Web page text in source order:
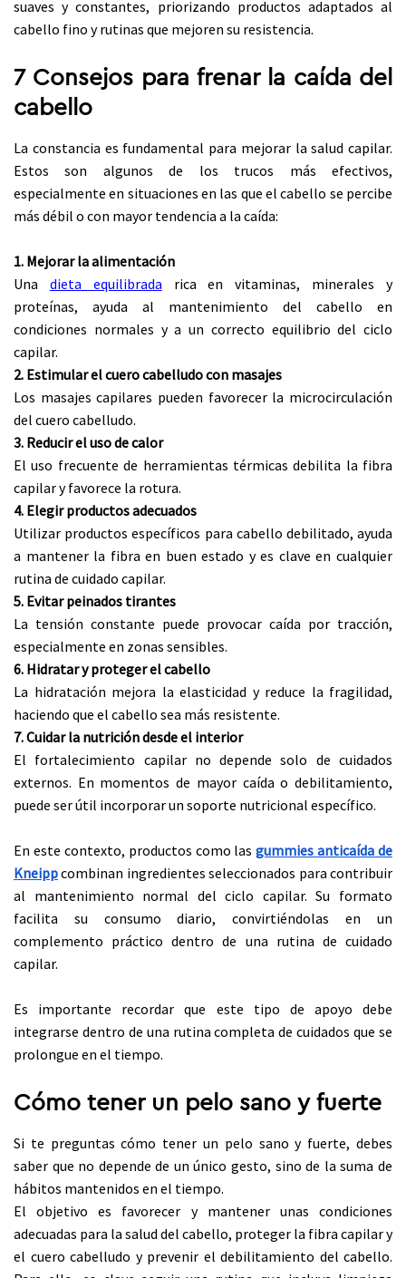
suaves y constantes, priorizando productos adaptados al
cabello fino y rutinas que mejoren su resistencia.
7 Consejos para frenar la caída del
cabello
La constancia es fundamental para mejorar la salud capilar.
Estos son algunos de los trucos más efectivos,
especialmente en situaciones en las que el cabello se percibe
más débil o con mayor tendencia a la caída:
1. Mejorar la alimentación
Una dieta equilibrada rica en vitaminas, minerales y
proteínas, ayuda al mantenimiento del cabello en
condiciones normales y a un correcto equilibrio del ciclo
capilar.
2. Estimular el cuero cabelludo con masajes
Los masajes capilares pueden favorecer la microcirculación
del cuero cabelludo.
3. Reducir el uso de calor
El uso frecuente de herramientas térmicas debilita la fibra
capilar y favorece la rotura.
4. Elegir productos adecuados
Utilizar productos específicos para cabello debilitado, ayuda
a mantener la fibra en buen estado y es clave en cualquier
rutina de cuidado capilar.
5. Evitar peinados tirantes
La tensión constante puede provocar caída por tracción,
especialmente en zonas sensibles.
6. Hidratar y proteger el cabello
La hidratación mejora la elasticidad y reduce la fragilidad,
haciendo que el cabello sea más resistente.
7. Cuidar la nutrición desde el interior
El fortalecimiento capilar no depende solo de cuidados
externos. En momentos de mayor caída o debilitamiento,
puede ser útil incorporar un soporte nutricional específico.
En este contexto, productos como lasgummies anticaída de
Kneippcombinan ingredientes seleccionados para contribuir
al mantenimiento normal del ciclo capilar. Su formato
facilita su consumo diario, convirtiéndolas en un
complemento práctico dentro de una rutina de cuidado
capilar.
Es importante recordar que este tipo de apoyo debe
integrarse dentro de una rutina completa de cuidados que se
prolongue en el tiempo.
Cómo tener un pelo sano y fuerte
Si te preguntas cómo tener un pelo sano y fuerte, debes
saber que no depende de un único gesto, sino de la suma de
hábitos mantenidos en el tiempo.
El objetivo es favorecer y mantener unas condiciones
adecuadas para la salud del cabello, proteger la fibra capilar y
el cuero cabelludo y prevenir el debilitamiento del cabello.